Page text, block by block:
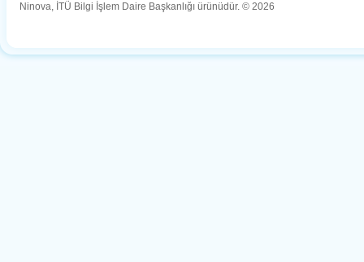
Ninova, İTÜ Bilgi İşlem Daire Başkanlığı ürünüdür. © 2026